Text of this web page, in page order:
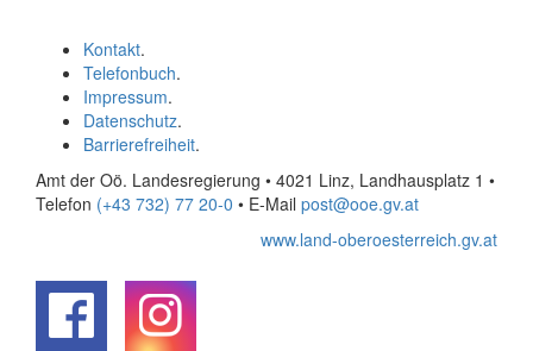
Kontakt.
Telefonbuch.
Impressum.
Datenschutz.
Barrierefreiheit.
Amt der Oö. Landesregierung • 4021 Linz, Landhausplatz 1 •
Telefon (+43 732) 77 20-0 • E-Mail post@ooe.gv.at
www.land-oberoesterreich.gv.at